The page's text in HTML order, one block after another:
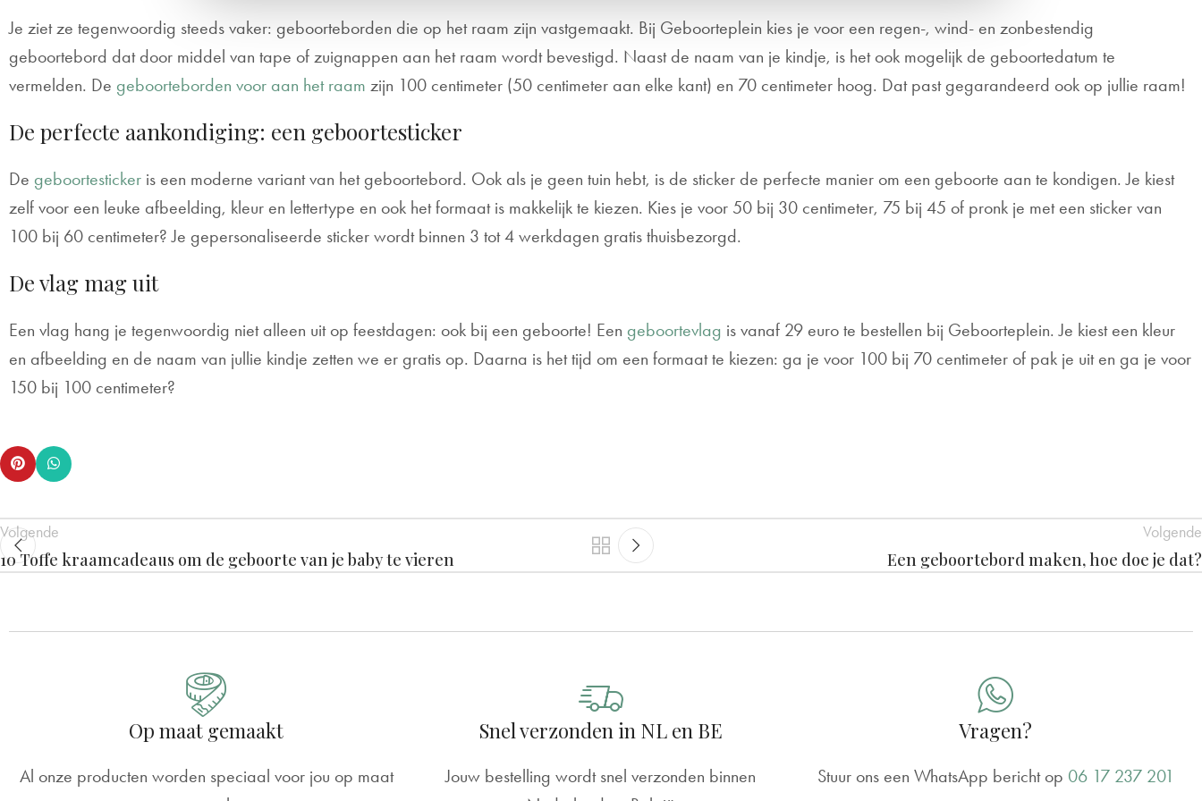
Je ziet ze tegenwoordig steeds vaker: geboorteborden die op het raam zijn vastgemaakt. Bij Geboorteplein kies je voor een regen-, wind- en zonbestendig
geboortebord dat door middel van tape of zuignappen aan het raam wordt bevestigd. Naast de naam van je kindje, is het ook mogelijk de geboortedatum te
vermelden. De geboorteborden voor aan het raam zijn 100 centimeter (50 centimeter aan elke kant) en 70 centimeter hoog. Dat past gegarandeerd ook op jullie raam!
De perfecte aankondiging: een geboortesticker
De geboortesticker is een moderne variant van het geboortebord. Ook als je geen tuin hebt, is de sticker de perfecte manier om een geboorte aan te kondigen. Je kiest
zelf voor een leuke afbeelding, kleur en lettertype en ook het formaat is makkelijk te kiezen. Kies je voor 50 bij 30 centimeter, 75 bij 45 of pronk je met een sticker van
100 bij 60 centimeter? Je gepersonaliseerde sticker wordt binnen 3 tot 4 werkdagen gratis thuisbezorgd.
De vlag mag uit
Een vlag hang je tegenwoordig niet alleen uit op feestdagen: ook bij een geboorte! Een geboortevlag is vanaf 29 euro te bestellen bij Geboorteplein. Je kiest een kleur
en afbeelding en de naam van jullie kindje zetten we er gratis op. Daarna is het tijd om een formaat te kiezen: ga je voor 100 bij 70 centimeter of pak je uit en ga je voor
150 bij 100 centimeter?
Volgende
10 Toffe kraamcadeaus om de geboorte van je baby te vieren
Volgende
Een geboortebord maken, hoe doe je dat?
Op maat gemaakt
Al onze producten worden speciaal voor jou op maat
Snel verzonden in NL en BE
Jouw bestelling wordt snel verzonden binnen
Vragen?
Stuur ons een WhatsApp bericht op 06 17 237 201